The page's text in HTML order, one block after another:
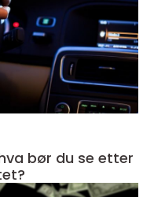
bør du se etter